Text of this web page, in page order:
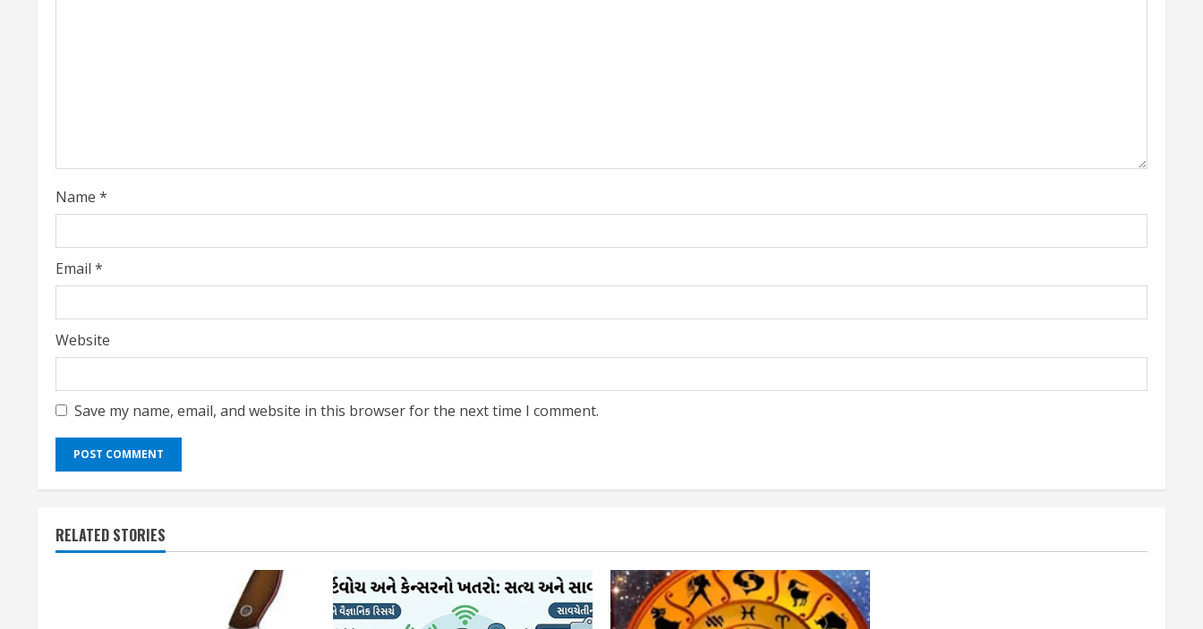
d
i
n
g
Name *
Email *
Website
Save my name, email, and website in this browser for the next time I comment.
RELATED STORIES